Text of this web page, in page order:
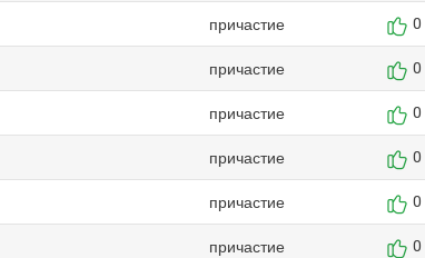
причастие 0
причастие 0
причастие 0
причастие 0
причастие 0
причастие 0